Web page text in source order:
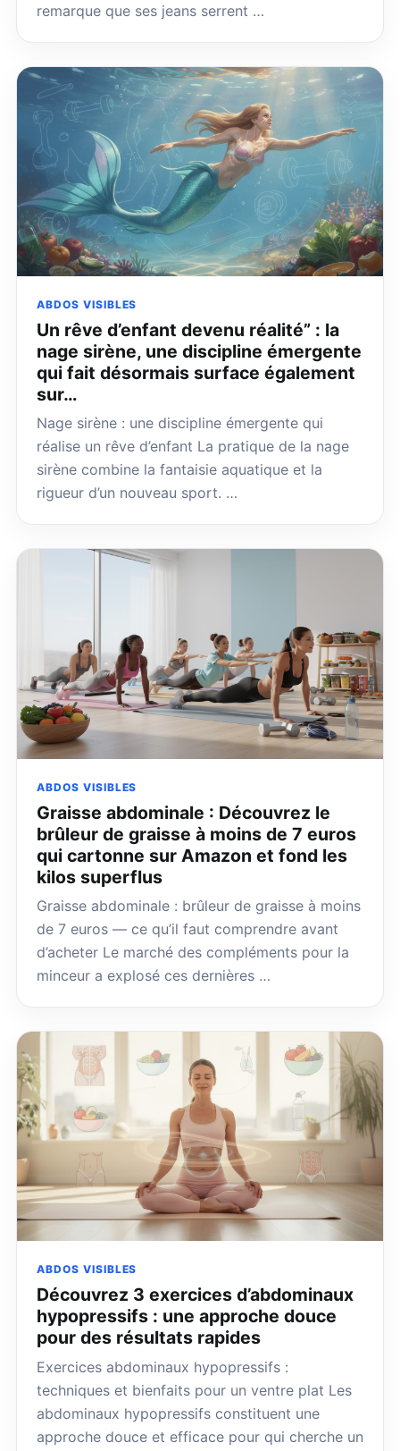
remarque que ses jeans serrent …
ABDOS VISIBLES
Un rêve d’enfant devenu réalité” : la
nage sirène, une discipline émergente
qui fait désormais surface également
sur…
Nage sirène : une discipline émergente qui
réalise un rêve d’enfant La pratique de la nage
sirène combine la fantaisie aquatique et la
rigueur d’un nouveau sport. …
ABDOS VISIBLES
Graisse abdominale : Découvrez le
brûleur de graisse à moins de 7 euros
qui cartonne sur Amazon et fond les
kilos superflus
Graisse abdominale : brûleur de graisse à moins
de 7 euros — ce qu’il faut comprendre avant
d’acheter Le marché des compléments pour la
minceur a explosé ces dernières …
ABDOS VISIBLES
Découvrez 3 exercices d’abdominaux
hypopressifs : une approche douce
pour des résultats rapides
Exercices abdominaux hypopressifs :
techniques et bienfaits pour un ventre plat Les
abdominaux hypopressifs constituent une
approche douce et efficace pour qui cherche un